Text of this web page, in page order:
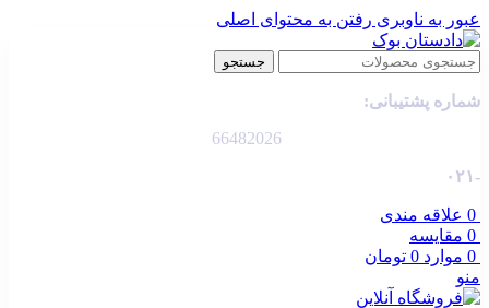
عبور به ناوبری رفتن به محتوای اصلی
جستجو
شماره پشتیبانی:
66482026
-۰۲۱
0 علاقه مندی
0 مقایسه
0 موارد 0 تومان
منو